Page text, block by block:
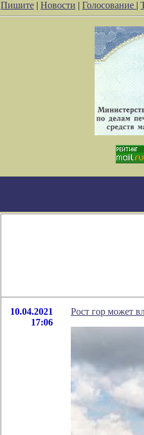
Пишите | Новости | Голосование |
10.04.2021
17:06
Рост гор может